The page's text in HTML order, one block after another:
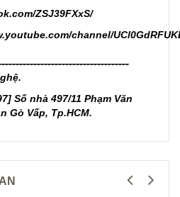
ZSJ39FXxS/
channel/
Số nhà 497/11 Phạm Văn
Gò Vấp, Tp.HCM.